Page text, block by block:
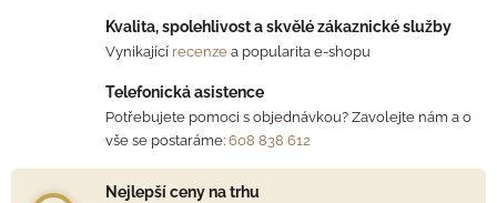
Kvalita, spolehlivost a skvělé zákaznické služby
Vynikající recenze a popularita e-shopu
Telefonická asistence
Potřebujete pomoci s objednávkou? Zavolejte nám a o
vše se postaráme: 608 838 612
Nejlepší ceny na trhu